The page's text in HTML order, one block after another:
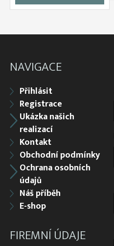
NAVIGACE
Přihlásit
Registrace
Ukázka našich
realizací
Kontakt
Obchodní podmínky
Ochrana osobních
údajů
Náš příběh
E-shop
FIREMNÍ ÚDAJE